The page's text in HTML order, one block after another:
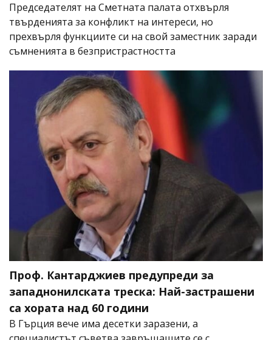
Председателят на Сметната палата отхвърля
твърденията за конфликт на интереси, но
прехвърля функциите си на свой заместник заради
съмненията в безпристрастността
Проф. Кантарджиев предупреди за
западнонилската треска: Най-застрашени
са хората над 60 години
В Гърция вече има десетки заразени, а